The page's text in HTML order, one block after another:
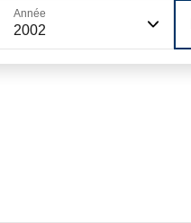
Année
2002